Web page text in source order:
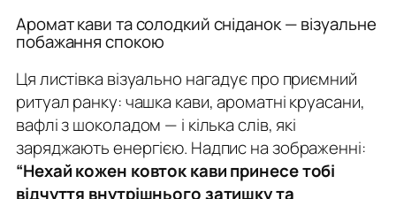
Аромат кави та солодкий сніданок — візуальне
побажання спокою
Ця листівка візуально нагадує про приємний
ритуал ранку: чашка кави, ароматні круасани,
вафлі з шоколадом — і кілька слів, які
заряджають енергією. Надпис на зображенні:
“Нехай кожен ковток кави принесе тобі
відчуття внутрішнього затишку та